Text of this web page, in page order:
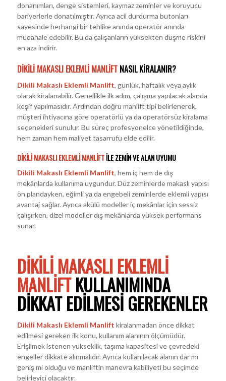
donanımları, denge sistemleri, kaymaz zeminler ve koruyucu
bariyerlerle donatılmıştır. Ayrıca acil durdurma butonları
sayesinde herhangi bir tehlike anında operatör anında
müdahale edebilir. Bu da çalışanların yüksekten düşme riskini
en aza indirir.
DIKILI MAKASLI EKLEMLI MANLIFTNASIL KIRALANIR?
Dikili Makaslı Eklemli Manlift, günlük, haftalık veya aylık
olarak kiralanabilir. Genellikle ilk adım, çalışma yapılacak alanda
keşif yapılmasıdır. Ardından doğru manlift tipi belirlenerek,
müşteri ihtiyacına göre operatörlü ya da operatörsüz kiralama
seçenekleri sunulur. Bu süreç profesyonelce yönetildiğinde,
hem zaman hem maliyet tasarrufu elde edilir.
DIKILI MAKASLI EKLEMLI MANLIFTILE ZEMIN VE ALAN UYUMU
Dikili Makaslı Eklemli Manlift, hem iç hem de dış
mekânlarda kullanıma uygundur. Düz zeminlerde makaslı yapısı
ön plandayken, eğimli ya da engebeli zeminlerde eklemli yapısı
avantaj sağlar. Ayrıca akülü modeller iç mekânlar için sessiz
çalışırken, dizel modeller dış mekânlarda yüksek performans
sunar.
DIKILI MAKASLI EKLEMLI
MANLIFTKULLANIMINDA
DIKKAT EDILMESI GEREKENLER
Dikili Makaslı Eklemli Manlift kiralanmadan önce dikkat
edilmesi gereken ilk konu, kullanım alanının ölçümüdür.
Erişilmek istenen yükseklik, taşıma kapasitesi ve çevredeki
engeller dikkate alınmalıdır. Ayrıca kullanılacak alanın dar mı
geniş mi olduğu ve manliftin manevra kabiliyeti bu seçimde
belirleyici olacaktır.